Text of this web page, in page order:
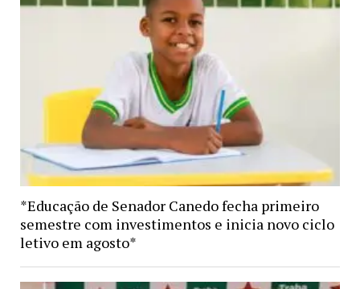
*Educação de Senador Canedo fecha primeiro
semestre com investimentos e inicia novo ciclo
letivo em agosto*